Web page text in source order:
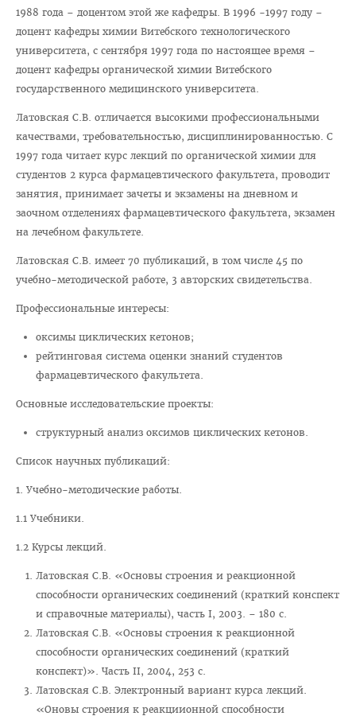
Кураторы
Совет волонтеров
2025 год — Год благоустройства
Год качества
Год мира и созидания
Великая Победа
Год исторической памяти
Я - грамадзянiн Беларусi
Единый день голосования
Навстречу референдуму
ПОО «Белорусский Союз Женщин»
ПО РОО «Белая Русь»
Совет ветеранов ВГМУ
Каталог учебных дисциплин
Награды сотрудников ВГМУ
Заслуженный деятель науки БССР
Медаль Ф. Скорины
Заслуженный врач РБ
Заслуженный деятель науки РБ
Почётная грамота Национального собрания РБ
Благодарность Президента РБ
1988 года – доцентом этой же кафедры. В 1996 -1997 году –
доцент кафедры химии Витебского технологического
университета, с сентября 1997 года по настоящее время –
доцент кафедры органической химии Витебского
государственного медицинского университета.
Латовская С.В. отличается высокими профессиональными
качествами, требовательностью, дисциплинированностью. С
1997 года читает курс лекций по органической химии для
студентов 2 курса фармацевтического факультета, проводит
занятия, принимает зачеты и экзамены на дневном и
заочном отделениях фармацевтического факультета, экзамен
на лечебном факультете.
Латовская С.В. имеет 70 публикаций, в том числе 45 по
учебно-методической работе, 3 авторских свидетельства.
Профессиональные интересы:
оксимы циклических кетонов;
рейтинговая система оценки знаний студентов
фармацевтического факультета.
Основные исследовательские проекты:
структурный анализ оксимов циклических кетонов.
Список научных публикаций:
1. Учебно-методические работы.
1.1 Учебники.
1.2 Курсы лекций.
Латовская С.В. «Основы строения и реакционной
способности органических соединений (краткий конспект
и справочные материалы), часть I, 2003. – 180 с.
Латовская С.В. «Основы строения к реакционной
способности органических соединений (краткий
конспект)». Часть II, 2004, 253 с.
Латовская С.В. Электронный вариант курса лекций.
«Оновы строения к реакциионной способности